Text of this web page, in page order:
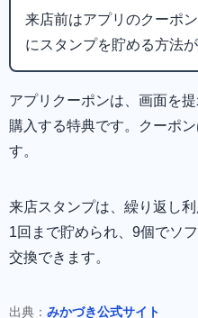
来店前はアプリのクーポ
にスタンプを貯める方法
アプリクーポンは、画面を
購入する特典です。クーポ
す。
来店スタンプは、繰り返し
1回まで貯められ、9個でソ
交換できます。
出典： みかづき公式サイト